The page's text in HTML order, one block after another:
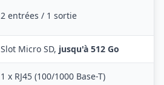
2 entrées / 1 sortie
Slot Micro SD, jusqu'à 512 Go
1 x RJ45 (100/1000 Base-T)